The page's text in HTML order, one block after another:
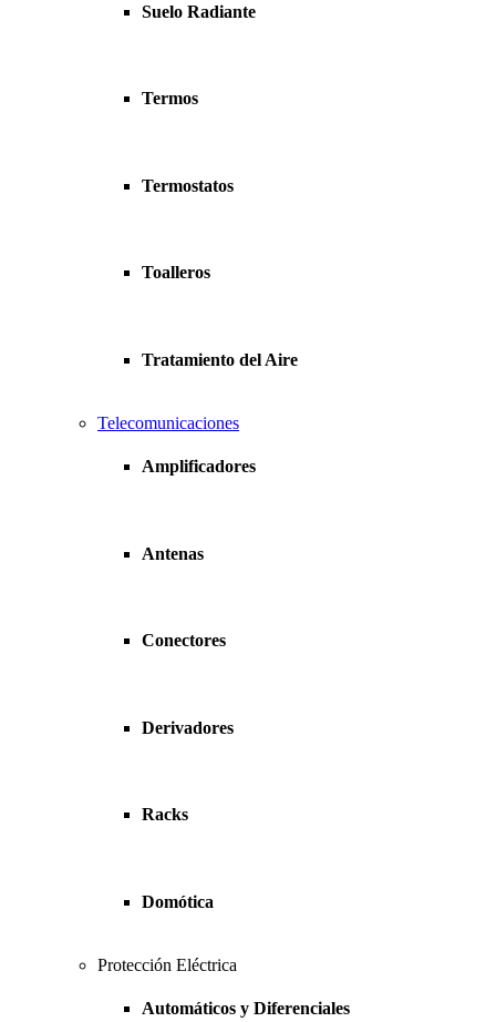
Suelo Radiante
Termos
Termostatos
Toalleros
Tratamiento del Aire
Telecomunicaciones
Amplificadores
Antenas
Conectores
Derivadores
Racks
Domótica
Protección Eléctrica
Automáticos y Diferenciales